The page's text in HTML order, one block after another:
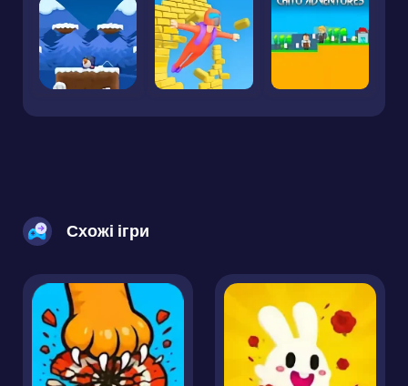
Схожі ігри